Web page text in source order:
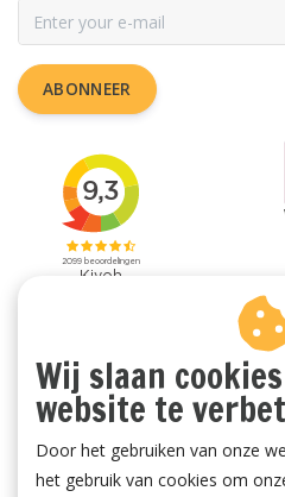
ABONNEER
Wij slaan
website te
Door het gebruiken van onze
het gebruik van cookies om